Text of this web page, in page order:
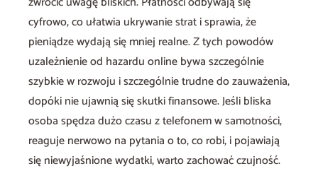
cyfrowo, co ułatwia ukrywanie strat i sprawia, że
pieniądze wydają się mniej realne. Z tych powodów
uzależnienie od hazardu online bywa szczególnie
szybkie w rozwoju i szczególnie trudne do zauważenia,
dopóki nie ujawnią się skutki finansowe. Jeśli bliska
osoba spędza dużo czasu z telefonem w samotności,
reaguje nerwowo na pytania o to, co robi, i pojawiają
się niewyjaśnione wydatki, warto zachować czujność.